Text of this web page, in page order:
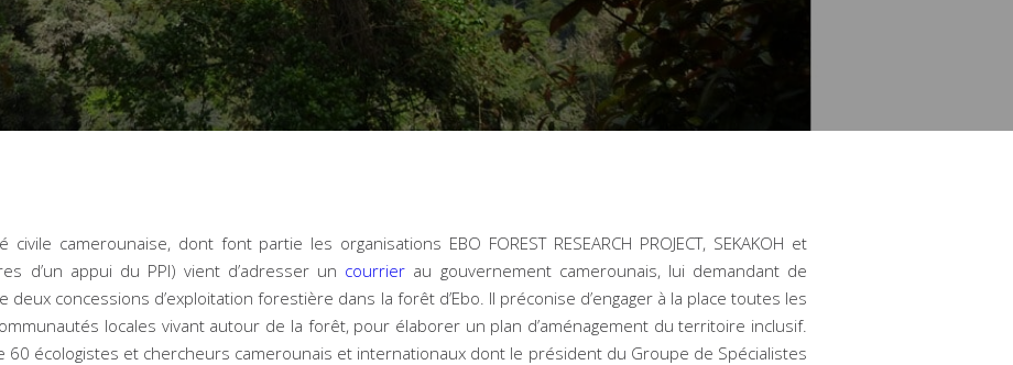
camerounaise, dont font partie les organisations EBO FOREST RESEARCH PROJECT, SEKAKOH et
d’un appui du PPI) vient d’adresser un courrier au gouvernement camerounais, lui demandant de
concessions d’exploitation forestière dans la forêt d’Ebo. Il préconise d’engager à la place toutes les
locales vivant autour de la forêt, pour élaborer un plan d’aménagement du territoire inclusif.
60 écologistes et chercheurs camerounais et internationaux dont le président du Groupe de Spécialistes